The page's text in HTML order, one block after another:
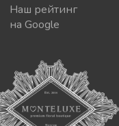
Наш рейтинг
на Google